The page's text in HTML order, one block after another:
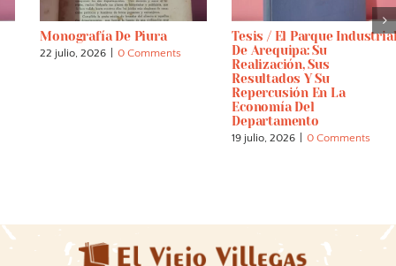
Monografía De Piura
22 julio, 2026 0 Comments
Tesis / El Parque
De Arequipa: Su
Realización, Sus
Resultados Y Su
Repercusión En La
Economía Del
Departamento
19 julio, 2026 0 Comments